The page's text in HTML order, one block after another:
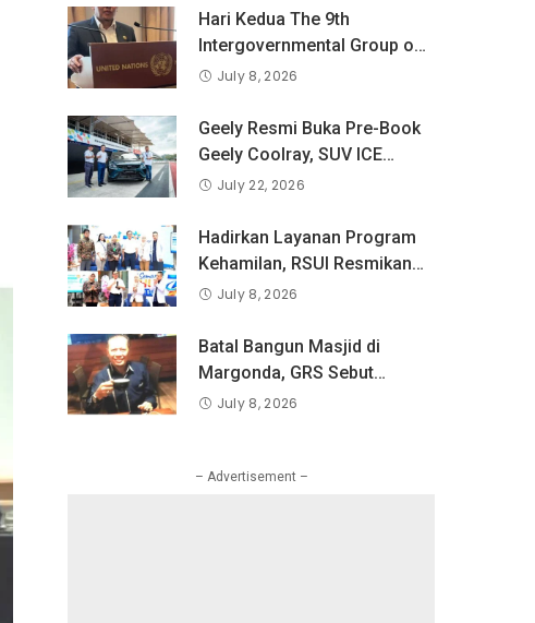
Hari Kedua The 9th
Intergovernmental Group og
Exoert on Consumer
BPKN RI Sampaikan
Pandangan Indonesia
tentang Keselamatan Produk
Digital
July 8, 2026
Geely Resmi Buka Pre-Book
Geely Coolray, SUV ICE
Pertama Geely di Indonesia
Juta Pengguna Global.
July 22, 2026
Hadirkan Layanan Program
Kehamilan, RSUI Resmikan
Klinik Inseminasi
July 8, 2026
Batal Bangun Masjid di
Margonda, GRS Sebut
Pemkot Tetapkan Bangun
July 8, 2026
– Advertisement –